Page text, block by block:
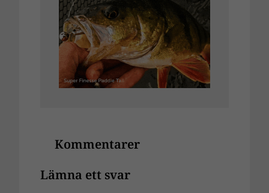
Kommentarer
Lämna ett svar